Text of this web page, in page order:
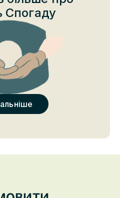
структурою.
Спогаду